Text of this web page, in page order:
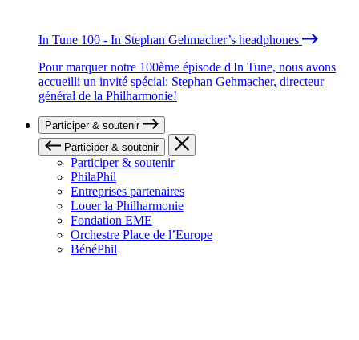
In Tune 100 - In Stephan Gehmacher’s headphones
Pour marquer notre 100ème épisode d'In Tune, nous avons
accueilli un invité spécial: Stephan Gehmacher, directeur
général de la Philharmonie!
Participer & soutenir
Participer & soutenir
Participer & soutenir
PhilaPhil
Entreprises partenaires
Louer la Philharmonie
Fondation EME
Orchestre Place de l’Europe
BénéPhil